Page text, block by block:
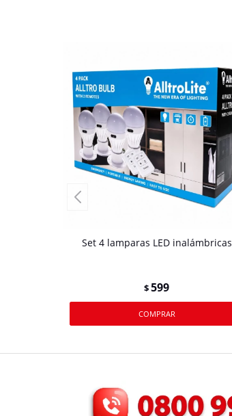
Set 4 lamparas LED inalámbricas
$599